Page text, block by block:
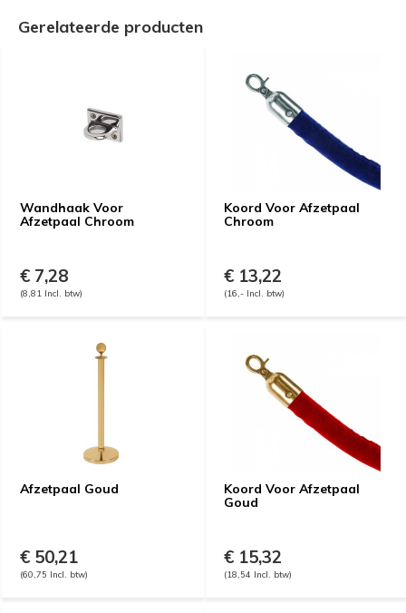
Gerelateerde producten
Wandhaak Voor
Afzetpaal Chroom
€ 7,28
(8,81 Incl. btw)
Koord Voor Afzetpaal
Chroom
€ 13,22
(16,- Incl. btw)
Afzetpaal Goud
€ 50,21
(60,75 Incl. btw)
Koord Voor Afzetpaal
Goud
€ 15,32
(18,54 Incl. btw)